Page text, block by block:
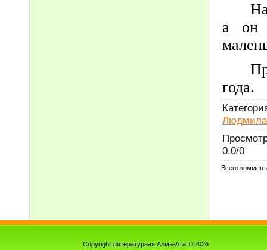
а он
года.
Людмила
0.0/0
Всего
Copyright Литературная Алма-Ата © 2026